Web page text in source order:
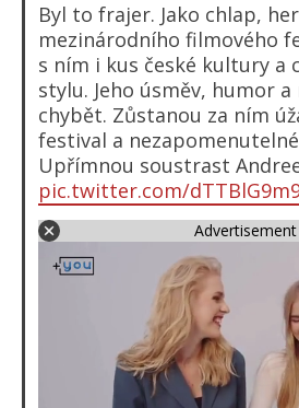
Byl to frajer. Jako chlap,
mezinárodního filmového
s ním i kus české kultury a
stylu. Jeho úsměv, humor
chybět. Zůstanou za ním
festival a
Upřímnou soustrast
pic.twitter.com/
Advertisement